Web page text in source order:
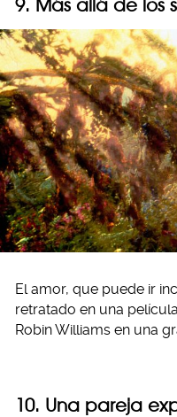
9. Más allá de los
El amor, que puede ir
retratado en una
Robin Williams en una
10. Una pareja